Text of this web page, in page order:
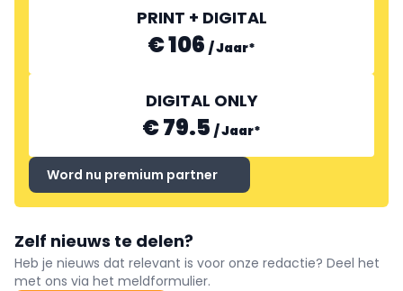
PRINT + DIGITAL
€ 106 /Jaar*
DIGITAL ONLY
€ 79.5 /Jaar*
Word nu premium partner
Zelf nieuws te delen?
Heb je nieuws dat relevant is voor onze redactie? Deel het
met ons via het meldformulier.